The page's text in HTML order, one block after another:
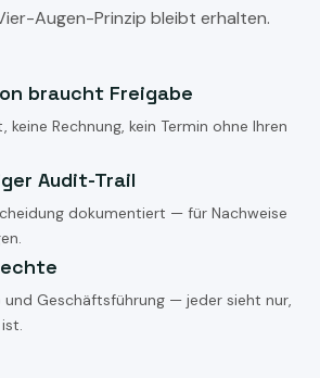
Augen-Prinzip bleibt erhalten.
braucht Freigabe
keine Rechnung, kein Termin ohne Ihren
Audit-Trail
dokumentiert — für Nachweise
und Geschäftsführung — jeder sieht nur,